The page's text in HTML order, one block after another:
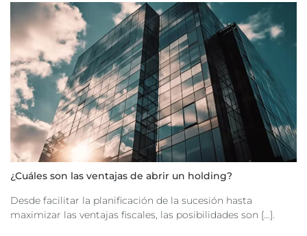
¿Cuáles son las ventajas de abrir un holding?
Desde facilitar la planificación de la sucesión hasta
maximizar las ventajas fiscales, las posibilidades son [...].